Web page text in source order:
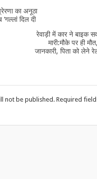
का अनूठा
दिल दी
रेवाड़ी में कार ने बाइक
मारी:मौके पर ही
जानकारी, पिता को लेने
not be published. Required